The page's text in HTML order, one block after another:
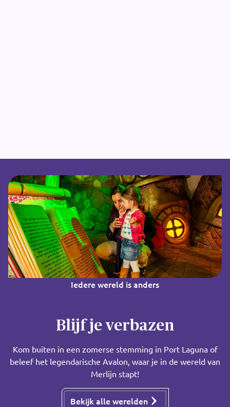
Iedere wereld is anders
Blijf je verbazen
Kom buiten in een zomerse stemming in Port Laguna of
beleef het legendarische Avalon, waar je in de wereld van
Merlijn stapt!
Bekijk alle werelden